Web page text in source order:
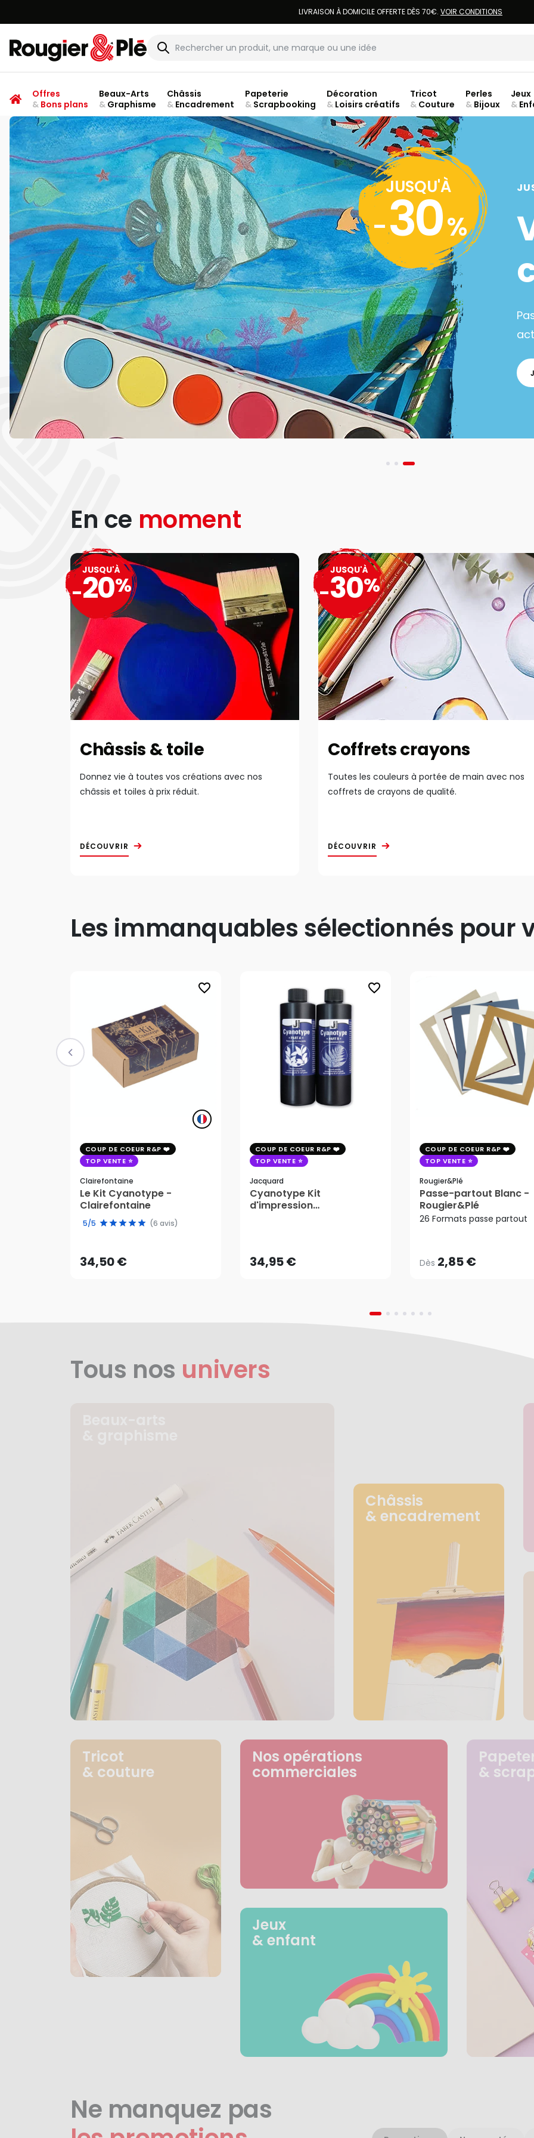
LIVRAISON À DOMICILE OFFERTE DÈS 70€. VOIR CONDITIONS
Rougier & Plé
Offres
&Bons plans
Beaux-Arts
&Graphisme
Châssis
&Encadrement
Papeterie
&Scrapbooking
Décoration
&Loisirs créatifs
Tricot
& Couture
Perles
& Bijoux
Jeux
&
JUSQU'À
-30%
En ce moment
Châssis & toile
Donnez vie à toutes vos créations avec nos
châssis et toiles à prix réduit.
DÉCOUVRIR
JUSQU'À
-20%
Coffrets crayons
Toutes les couleurs à portée de main avec nos
coffrets de crayons de qualité.
DÉCOUVRIR
JUSQU'À
-30%
Les immanquables sélectionnés pour
favorite_border
COUP DE COEUR R&P
TOP VENTE
Clairefontaine
Le Kit Cyanotype -
Clairefontaine
5/5 (6 avis)
34,50 €
34,50 €
AJOUTER AU PANIER
favorite_border
COUP DE COEUR R&P
TOP VENTE
Jacquard
Cyanotype Kit
d'impression
34,95 €AJOUTER AU PANIER
COUP DE COEUR R&P
TOP VENTE
Rougier&plé
Passe-partout Blanc -
Rougier&Plé
26 Formats passe partout
Dès 2,85 €
Dès2,85 €
Tous nos univers
Châssis
& encadrement
Tricot
& couture
Nos opérations
commerciales
Jeux
& enfant
&
Ne manquez pas